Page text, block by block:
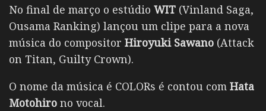
No final de março o estúdio WIT (Vinland Saga,
Ousama Ranking) lançou um clipe para a nova
música do compositor Hiroyuki Sawano (Attack
on Titan, Guilty Crown).
O nome da música é COLORs é contou com Hata
Motohiro no vocal.